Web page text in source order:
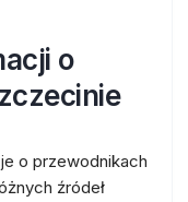
o
o przewodnikach
źródeł